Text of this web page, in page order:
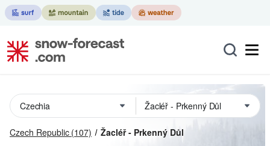
Czech Republic (107) Žacléř - Prkenný Důl